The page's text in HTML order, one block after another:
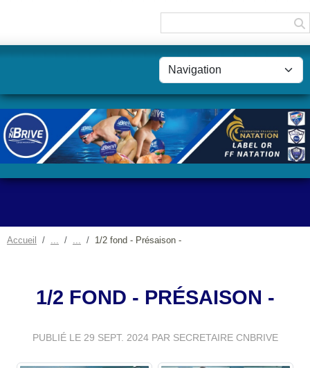
Accueil 1/2 fond - Présaison -
1/2 FOND - PRÉSAISON -
PUBLIÉ LE 29 SEPT. 2024PAR SECRETAIRE CNBRIVE